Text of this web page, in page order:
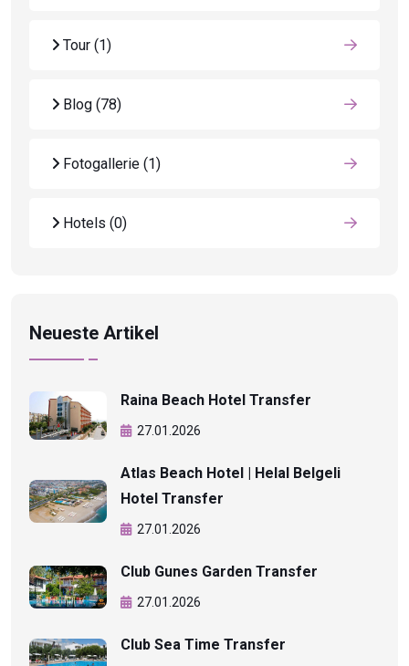
Tour (1)
Blog (78)
Fotogallerie (1)
Hotels (0)
Neueste Artikel
Raina Beach Hotel Transfer
27.01.2026
Atlas Beach Hotel | Helal Belgeli
Hotel Transfer
27.01.2026
Club Gunes Garden Transfer
27.01.2026
Club Sea Time Transfer